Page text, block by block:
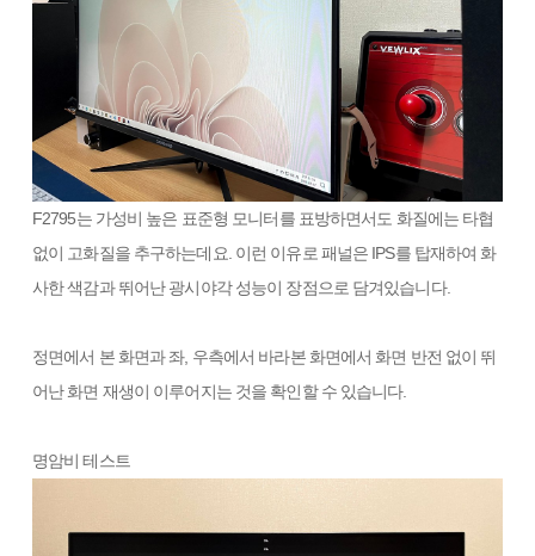
F2795는 가성비 높은 표준형 모니터를 표방하면서도 화질에는 타협
없이 고화질을 추구하는데요. 이런 이유로 패널은 IPS를 탑재하여 화
사한 색감과 뛰어난 광시야각 성능이 장점으로 담겨있습니다.
정면에서 본 화면과 좌, 우측에서 바라본 화면에서 화면 반전 없이 뛰
어난 화면 재생이 이루어지는 것을 확인할 수 있습니다.
명암비 테스트